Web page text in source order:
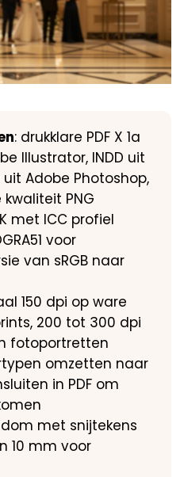
: drukklare PDF X 1a
Illustrator, INDD uit
uit Adobe Photoshop,
kwaliteit PNG
met ICC profiel
voor
van sRGB naar
150 dpi op ware
200 tot 300 dpi
fotoportretten
omzetten naar
in PDF om
met snijtekens
10 mm voor